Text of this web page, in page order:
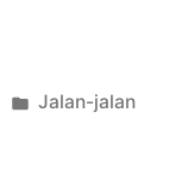
Posted
Jalan-jalan